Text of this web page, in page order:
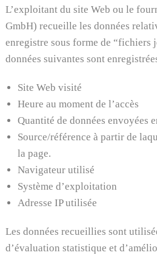
L’exploitant du site Web ou le
GmbH) recueille les données
enregistre sous forme de “fichiers
données suivantes sont
Site Web visité
Heure au moment de l’accès
Quantité de données envoyées
Source/référence à partir de
la page.
Navigateur utilisé
Système d’exploitation
Adresse IP utilisée
Les données recueillies sont
d’évaluation statistique et